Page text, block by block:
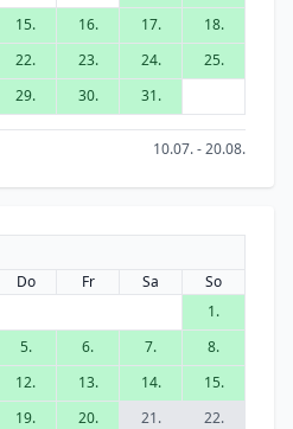
15. 16. 17.
18.
22. 23. 24.
25.
29. 30. 31.
10.07. - 20.08.
Do Fr Sa
So
1.
5. 6. 7.
8.
12. 13. 14.
15.
19. 20. 21.
22.